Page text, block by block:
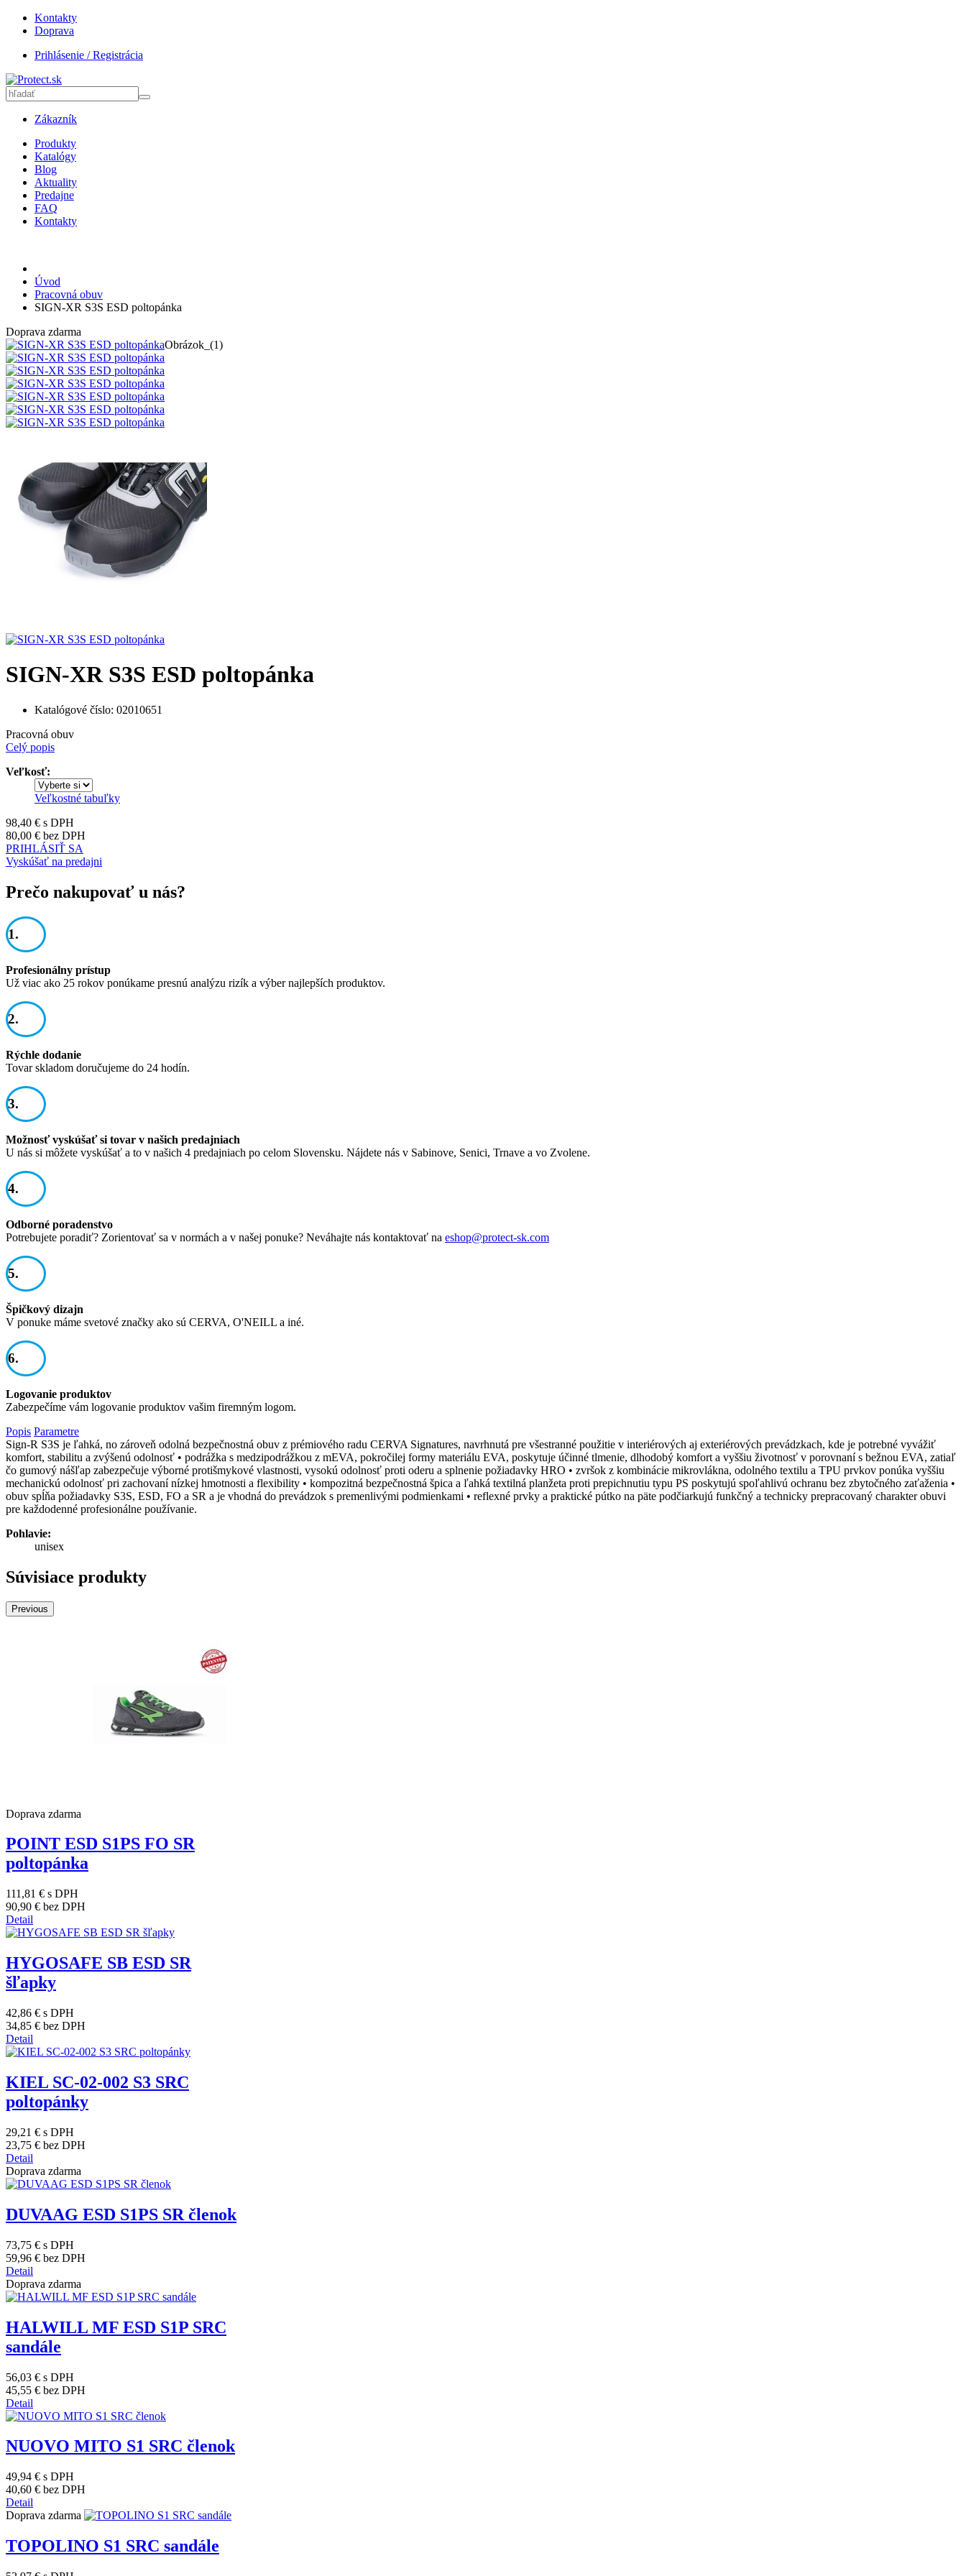
Kontakty
Doprava
Prihlásenie / Registrácia
Zákazník
Produkty
Katalógy
Blog
Aktuality
Predajne
FAQ
Kontakty
Úvod
Pracovná obuv
SIGN-XR S3S ESD poltopánka
Doprava zdarma
Obrázok_(1)
SIGN-XR S3S ESD poltopánka
Katalógové číslo: 02010651
Pracovná obuv
Celý popis
Veľkosť:
Veľkostné tabuľky
98,40 € s DPH
80,00 € bez DPH
PRIHLÁSIŤ SA
Vyskúšať na predajni
Prečo nakupovať u nás?
1.
Profesionálny prístup
Už viac ako 25 rokov ponúkame presnú analýzu rizík a výber najlepších produktov.
2.
Rýchle dodanie
Tovar skladom doručujeme do 24 hodín.
3.
Možnosť vyskúšať si tovar v našich predajniach
U nás si môžete vyskúšať a to v našich 4 predajniach po celom Slovensku. Nájdete nás v Sabinove, Senici, Trnave a vo Zvolene.
4.
Odborné poradenstvo
Potrebujete poradiť? Zorientovať sa v normách a v našej ponuke? Neváhajte nás kontaktovať na eshop@protect-sk.com
5.
Špičkový dizajn
V ponuke máme svetové značky ako sú CERVA, O'NEILL a iné.
6.
Logovanie produktov
Zabezpečíme vám logovanie produktov vašim firemným logom.
Popis Parametre
Sign-R S3S je ľahká, no zároveň odolná bezpečnostná obuv z prémiového radu CERVA Signatures, navrhnutá pre všestranné použitie v interiérových aj exteriérových prevádzkach, kde je potrebné vyvážiť
komfort, stabilitu a zvýšenú odolnosť • podrážka s medzipodrážkou z mEVA, pokročilej formy materiálu EVA, poskytuje účinné tlmenie, dlhodobý komfort a vyššiu životnosť v porovnaní s bežnou EVA, zatiaľ
čo gumový nášľap zabezpečuje výborné protišmykové vlastnosti, vysokú odolnosť proti oderu a splnenie požiadavky HRO • zvršok z kombinácie mikrovlákna, odolného textilu a TPU prvkov ponúka vyššiu
mechanickú odolnosť pri zachovaní nízkej hmotnosti a flexibility • kompozitná bezpečnostná špica a ľahká textilná planžeta proti prepichnutiu typu PS poskytujú spoľahlivú ochranu bez zbytočného zaťaženia •
obuv spĺňa požiadavky S3S, ESD, FO a SR a je vhodná do prevádzok s premenlivými podmienkami • reflexné prvky a praktické pútko na päte podčiarkujú funkčný a technicky prepracovaný charakter obuvi
pre každodenné profesionálne používanie.
Pohlavie:
unisex
Súvisiace produkty
Previous
Doprava zdarma
POINT ESD S1PS FO SR
poltopánka
111,81 € s DPH
90,90 € bez DPH
Detail
HYGOSAFE SB ESD SR
šľapky
42,86 € s DPH
34,85 € bez DPH
Detail
KIEL SC-02-002 S3 SRC
poltopánky
29,21 € s DPH
23,75 € bez DPH
Detail
Doprava zdarma
DUVAAG ESD S1PS SR členok
73,75 € s DPH
59,96 € bez DPH
Detail
Doprava zdarma
HALWILL MF ESD S1P SRC
sandále
56,03 € s DPH
45,55 € bez DPH
Detail
NUOVO MITO S1 SRC členok
49,94 € s DPH
40,60 € bez DPH
Detail
Doprava zdarma
TOPOLINO S1 SRC sandále